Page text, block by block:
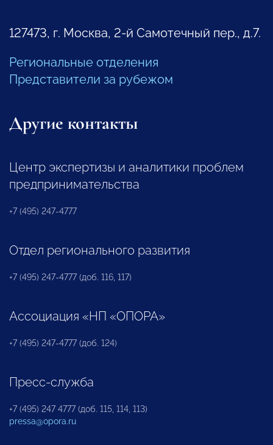
127473, г. Москва, 2-й Самотечный пер., д.7.
Региональные отделения
Представители за рубежом
Другие контакты
Центр экспертизы и аналитики проблем
предпринимательства
+7 (495) 247-4777
Отдел регионального развития
+7 (495) 247-4777 (доб. 116, 117)
Ассоциация «НП «ОПОРА»
+7 (495) 247-4777 (доб. 124)
Пресс-служба
+7 (495) 247 4777 (доб. 115, 114, 113)
pressa@opora.ru